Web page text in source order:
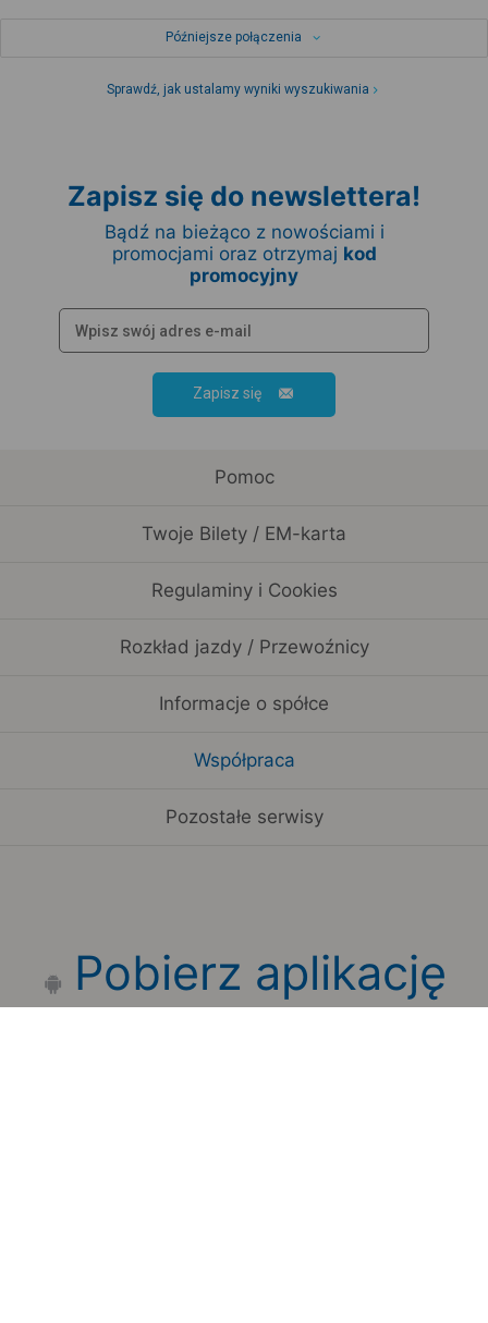
Późniejsze połączenia
Sprawdź, jak ustalamy wyniki wyszukiwania
Zapisz się do newslettera!
Bądź na bieżąco z nowościami i
promocjami oraz otrzymaj kod
promocyjny
Zapisz się
Pomoc
Twoje Bilety / EM-karta
Regulaminy i Cookies
Rozkład jazdy / Przewoźnicy
Informacje o spółce
Współpraca
Pozostałe serwisy
Pobierz aplikację